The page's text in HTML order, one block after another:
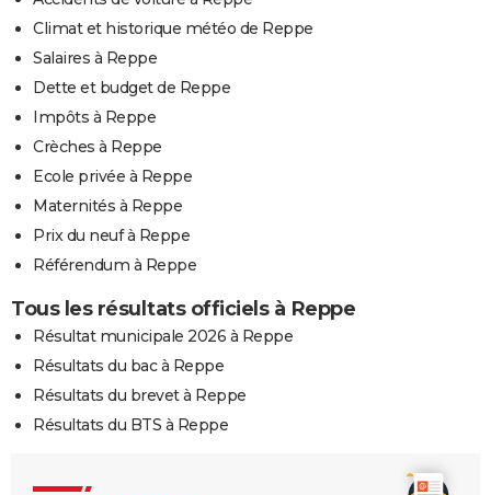
Climat et historique météo de Reppe
Salaires à Reppe
Dette et budget de Reppe
Impôts à Reppe
Crèches à Reppe
Ecole privée à Reppe
Maternités à Reppe
Prix du neuf à Reppe
Référendum à Reppe
Tous les résultats officiels à Reppe
Résultat municipale 2026 à Reppe
Résultats du bac à Reppe
Résultats du brevet à Reppe
Résultats du BTS à Reppe